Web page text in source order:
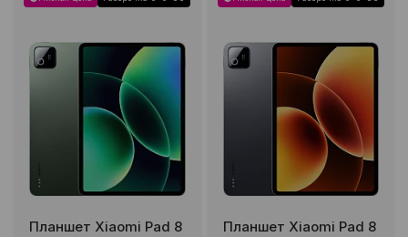
Планшет Xiaomi Pad 8
Планшет Xiaomi Pad 8